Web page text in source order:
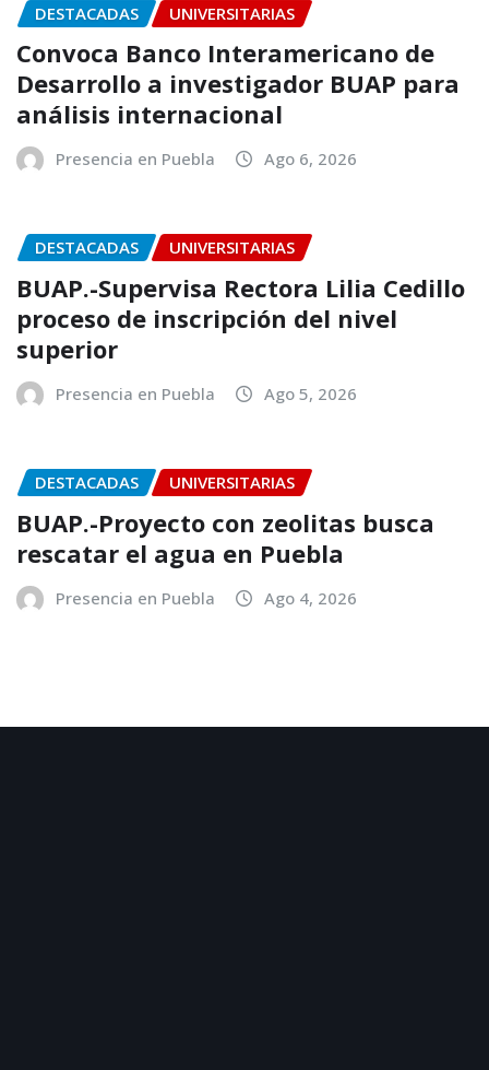
DESTACADAS UNIVERSITARIAS
Convoca Banco Interamericano de
Desarrollo a investigador BUAP para
análisis internacional
Presencia en Puebla Ago 6, 2026
DESTACADAS UNIVERSITARIAS
BUAP.-Supervisa Rectora Lilia Cedillo
proceso de inscripción del nivel
superior
Presencia en Puebla Ago 5, 2026
DESTACADAS UNIVERSITARIAS
BUAP.-Proyecto con zeolitas busca
rescatar el agua en Puebla
Presencia en Puebla Ago 4, 2026